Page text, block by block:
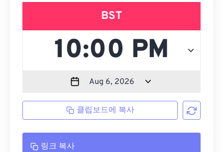
BST
클립보드에 복사
링크 복사